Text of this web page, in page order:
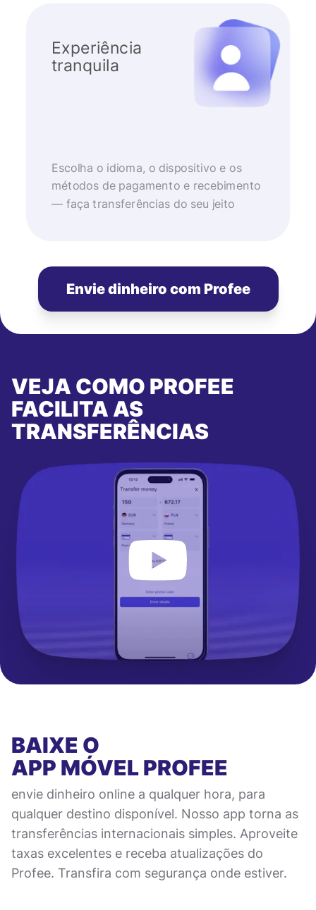
Experiência
tranquila
Escolha o idioma, o dispositivo e os
métodos de pagamento e recebimento
— faça transferências do seu jeito
Envie dinheiro com Profee
VEJA COMO PROFEE
FACILITA AS
TRANSFERÊNCIAS
BAIXE O
APP MÓVELPROFEE
envie dinheiro online a qualquer hora, para
qualquer destino disponível. Nosso app torna as
transferências internacionais simples. Aproveite
taxas excelentes e receba atualizações do
Profee. Transfira com segurança onde estiver.